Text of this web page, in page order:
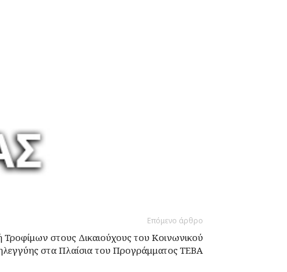
Επόμενο άρθρο
στους Δικαιούχους του Κοινωνικού
στα Πλαίσια του Προγράμματος ΤΕΒΑ